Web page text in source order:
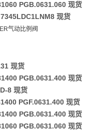
PGB.0631.060 现货
现货
气动比例阀
现货
PGB.0631.400 现货
8 现货
PGF.0631.400 现货
PGB.0631.400 现货
PGB.0631.060 现货